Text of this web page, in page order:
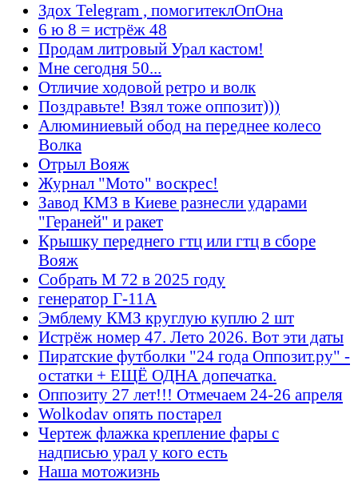
Здох Telegram , помогитеклОпОна
6 ю 8 = истрёж 48
Продам литровый Урал кастом!
Мне сегодня 50...
Отличие ходовой ретро и волк
Поздравьте! Взял тоже оппозит)))
Алюминиевый обод на переднее колесо
Волка
Отрыл Вояж
Журнал "Мото" воскрес!
Завод КМЗ в Киеве разнесли ударами
"Гераней" и ракет
Крышку переднего гтц или гтц в сборе
Вояж
Собрать М 72 в 2025 году
генератор Г-11А
Эмблему КМЗ круглую куплю 2 шт
Истрёж номер 47. Лето 2026. Вот эти даты
Пиратские футболки "24 года Оппозит.ру" -
остатки + ЕЩЁ ОДНА допечатка.
Оппозиту 27 лет!!! Отмечаем 24-26 апреля
Wolkodav опять постарел
Чертеж флажка крепление фары с
надписью урал у кого есть
Наша мотожизнь